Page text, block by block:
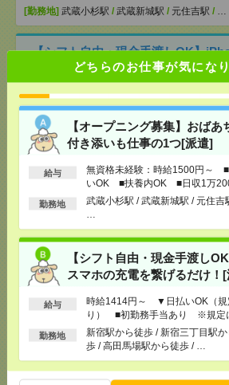
どちらのお仕事が気にな
【オープニング募集】おばあ
付き添いも仕事の1つ[派遣]
給与
無資格未経験：時給1500円～
いOK ■扶養内OK ■日収1万
以上
勤務地
武蔵小杉駅 / 武蔵新城駅 / 元住吉
【シフト自由・現金手渡し
スマホの充電を繋げるだけ！
給与
時給1414円～ ▼日払いOK（規
り） ■初勤務手当あり ※規定
る
勤務地
新宿駅から徒歩 / 新宿三丁目駅か
歩 / 高田馬場駅から徒歩 / …
[勤務地] 武蔵小杉駅 / 武蔵新城駅 / 元住吉駅 / …
【シフト自由・現金手渡しOK】
充電を繋げるだけ！[派遣]
[給 与]時給1414円～ ▼日払いOK（規定あ
り） ■初勤務手当あり ※規定による
[勤務地]
新宿駅から徒歩/新宿三丁目駅から徒
高田馬場駅から徒歩 / …
＜日本を代表するバンド＊サカナク
公演のサポートバイト＠日本武道
[交通費]支給（規定有り）
[勤務地]
九段下駅から徒歩5分/竹橋駅から徒歩
分/神保町駅から徒歩15分/…
＜SEKAI NO OWARI＊8月15日・16
のサポートバイト[アルバイト]
[給 与]時給1250円～
[交通費]支給（規定有り）